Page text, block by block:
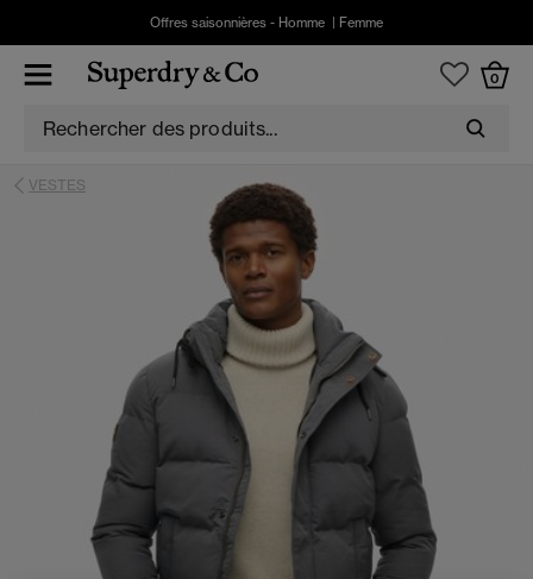
Offres saisonnières - Homme Femme
0
VESTES